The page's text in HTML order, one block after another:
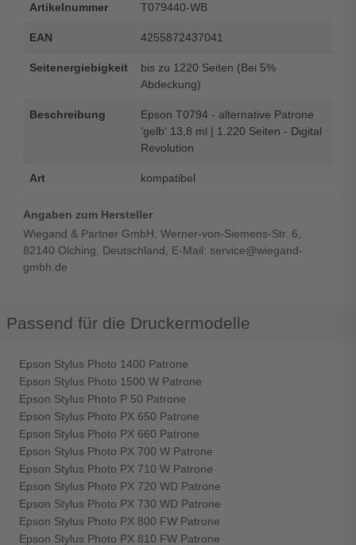
Artikelnummer T079440-WB
EAN 4255872437041
Seitenergiebigkeit
bis zu 1220 Seiten (Bei 5%
Abdeckung)
Beschreibung
Epson T0794 - alternative Patrone
'gelb' 13,8 ml | 1.220 Seiten - Digital
Revolution
Art kompatibel
Angaben zum Hersteller
Wiegand & Partner GmbH, Werner-von-Siemens-Str. 6,
82140 Olching, Deutschland, E-Mail: service@wiegand-
gmbh.de
Passend für die Druckermodelle
Epson Stylus Photo 1400 Patrone
Epson Stylus Photo 1500 W Patrone
Epson Stylus Photo P 50 Patrone
Epson Stylus Photo PX 650 Patrone
Epson Stylus Photo PX 660 Patrone
Epson Stylus Photo PX 700 W Patrone
Epson Stylus Photo PX 710 W Patrone
Epson Stylus Photo PX 720 WD Patrone
Epson Stylus Photo PX 730 WD Patrone
Epson Stylus Photo PX 800 FW Patrone
Epson Stylus Photo PX 810 FW Patrone